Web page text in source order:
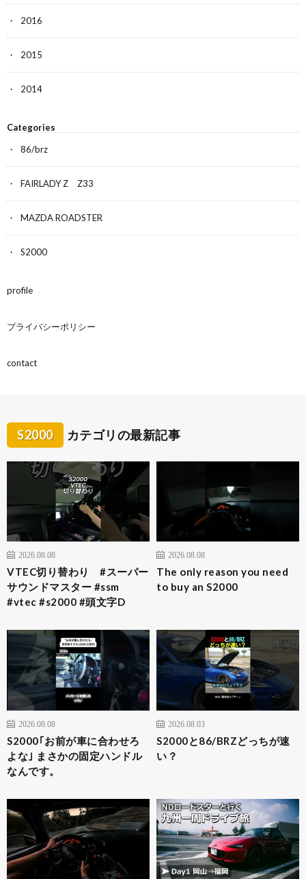
2016
2015
2014
Categories
86/brz
FAIRLADY Z Z33
MAZDA ROADSTER
S2000
profile
プライバシーポリシー
contact
S2000 カテゴリの最新記事
2026.08.08
VTEC切り替わり #スーパー
サウンドマスター #ssm
#vtec #s2000 #頭文字D
2026.08.08
The only reason you need
to buy an S2000
2026.08.08
S2000｢お前が車に合わせろ
よな｣ まさかの固定ハンドル
なんです。
2026.08.03
S2000と86/BRZどっちが速
い？